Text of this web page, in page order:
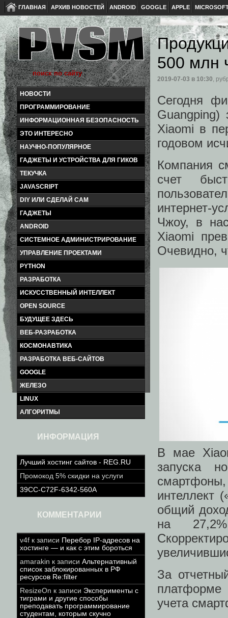
ГЛАВНАЯ АРХИВ НОВОСТЕЙ ANDROID GOOGLE APPLE
НОВОСТИ
ПРОГРАММИРОВАНИЕ
ИНФОРМАЦИОННАЯ БЕЗОПАСНОСТЬ
ЭТО ИНТЕРЕСНО
НАУЧНО-ПОПУЛЯРНОЕ
ГАДЖЕТЫ И УСТРОЙСТВА ДЛЯ ГИКОВ
ТЕКУЧКА
JAVASCRIPT
DIY ИЛИ СДЕЛАЙ САМ
ГАДЖЕТЫ
ANDROID
СИСТЕМНОЕ АДМИНИСТРИРОВАНИЕ
УПРАВЛЕНИЕ ПРОЕКТАМИ
PYTHON
РАЗРАБОТКА
ИСКУССТВЕННЫЙ ИНТЕЛЛЕКТ
OPEN SOURCE
БУДУЩЕЕ ЗДЕСЬ
ВЕБ-РАЗРАБОТКА
КОСМОНАВТИКА
РАЗРАБОТКА ВЕБ-САЙТОВ
GOOGLE
ЖЕЛЕЗО
LINUX
АЛГОРИТМЫ
ИНФОРМАЦИЯ
Лучший хостинг сайтов - REG.RU
Промокод 5% скидки на услуги
39CC-C72F-6342-560A
КОММЕНТАРИИ
v4f к записи Перебор IP-адресов на
хостинге — и как с этим бороться
amarakin к записи Альтернативный
список заблокированных в РФ
ресурсов Re:filter
ResizeOn к записи Эксперименты с
тиграми и другие способы
преподавать программирование
студентам, которым скучно
500 млн
2019-07-03 в 10:30,
Сегодня
Guangping)
Xiaomi в
годовом
Компания
счет
интернет-
Чжоу, в
Xiaomi
Очевидно,
В мае
запуска
смартфоны,
интеллект
общий
на
За
платформе
учета